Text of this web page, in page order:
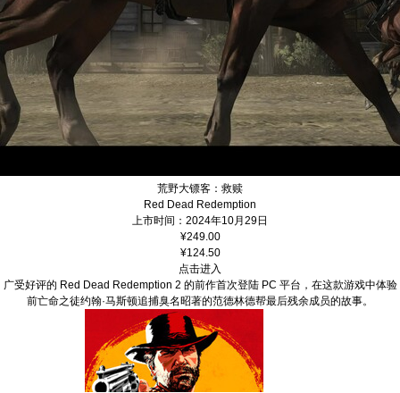
荒野大镖客：救赎
Red Dead Redemption
上市时间：2024年10月29日
¥249.00
¥124.50
点击进入
广受好评的 Red Dead Redemption 2 的前作首次登陆 PC 平台，在这款游戏中体验
前亡命之徒约翰·马斯顿追捕臭名昭著的范德林德帮最后残余成员的故事。